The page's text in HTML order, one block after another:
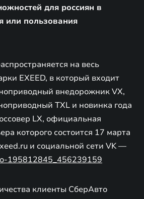
для россиян в
или пользования
на весь
EXEED, в который входит
внедорожник VX,
TXL и новинка года
LX, официальная
которого состоится 17 марта
и социальной сети VK —
195812845_456239159
клиенты СберАвто